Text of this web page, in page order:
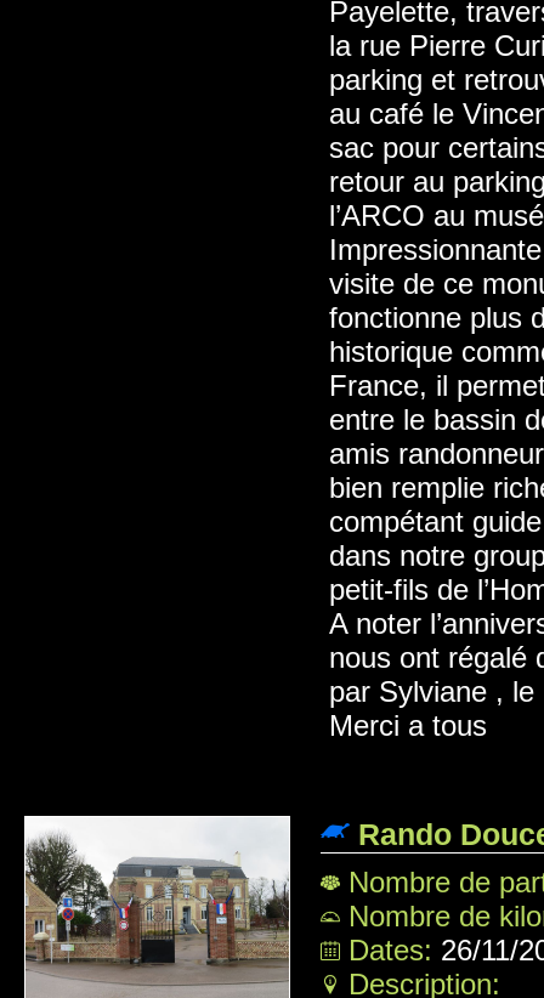
Payelette,
la rue Pierre
parking et
au café le
sac pour
retour au
l’ARCO au
visite de ce
fonctionne plus
historique
France, il
entre le bassin
amis
bien remplie
compétant
dans notre
petit-fils de
A noter
nous ont régalé
par Sylviane ,
Merci a tous
Rando
Nombre de
Nombre de
Dates: 26/11/
Description: